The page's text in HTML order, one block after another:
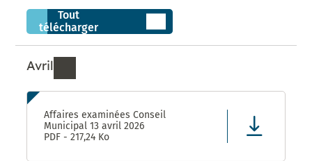
Tout
télécharger
Avril
Ressources de Avril 2026
Affaires examinées Conseil
Municipal 13 avril 2026
PDF - 217,24 Ko